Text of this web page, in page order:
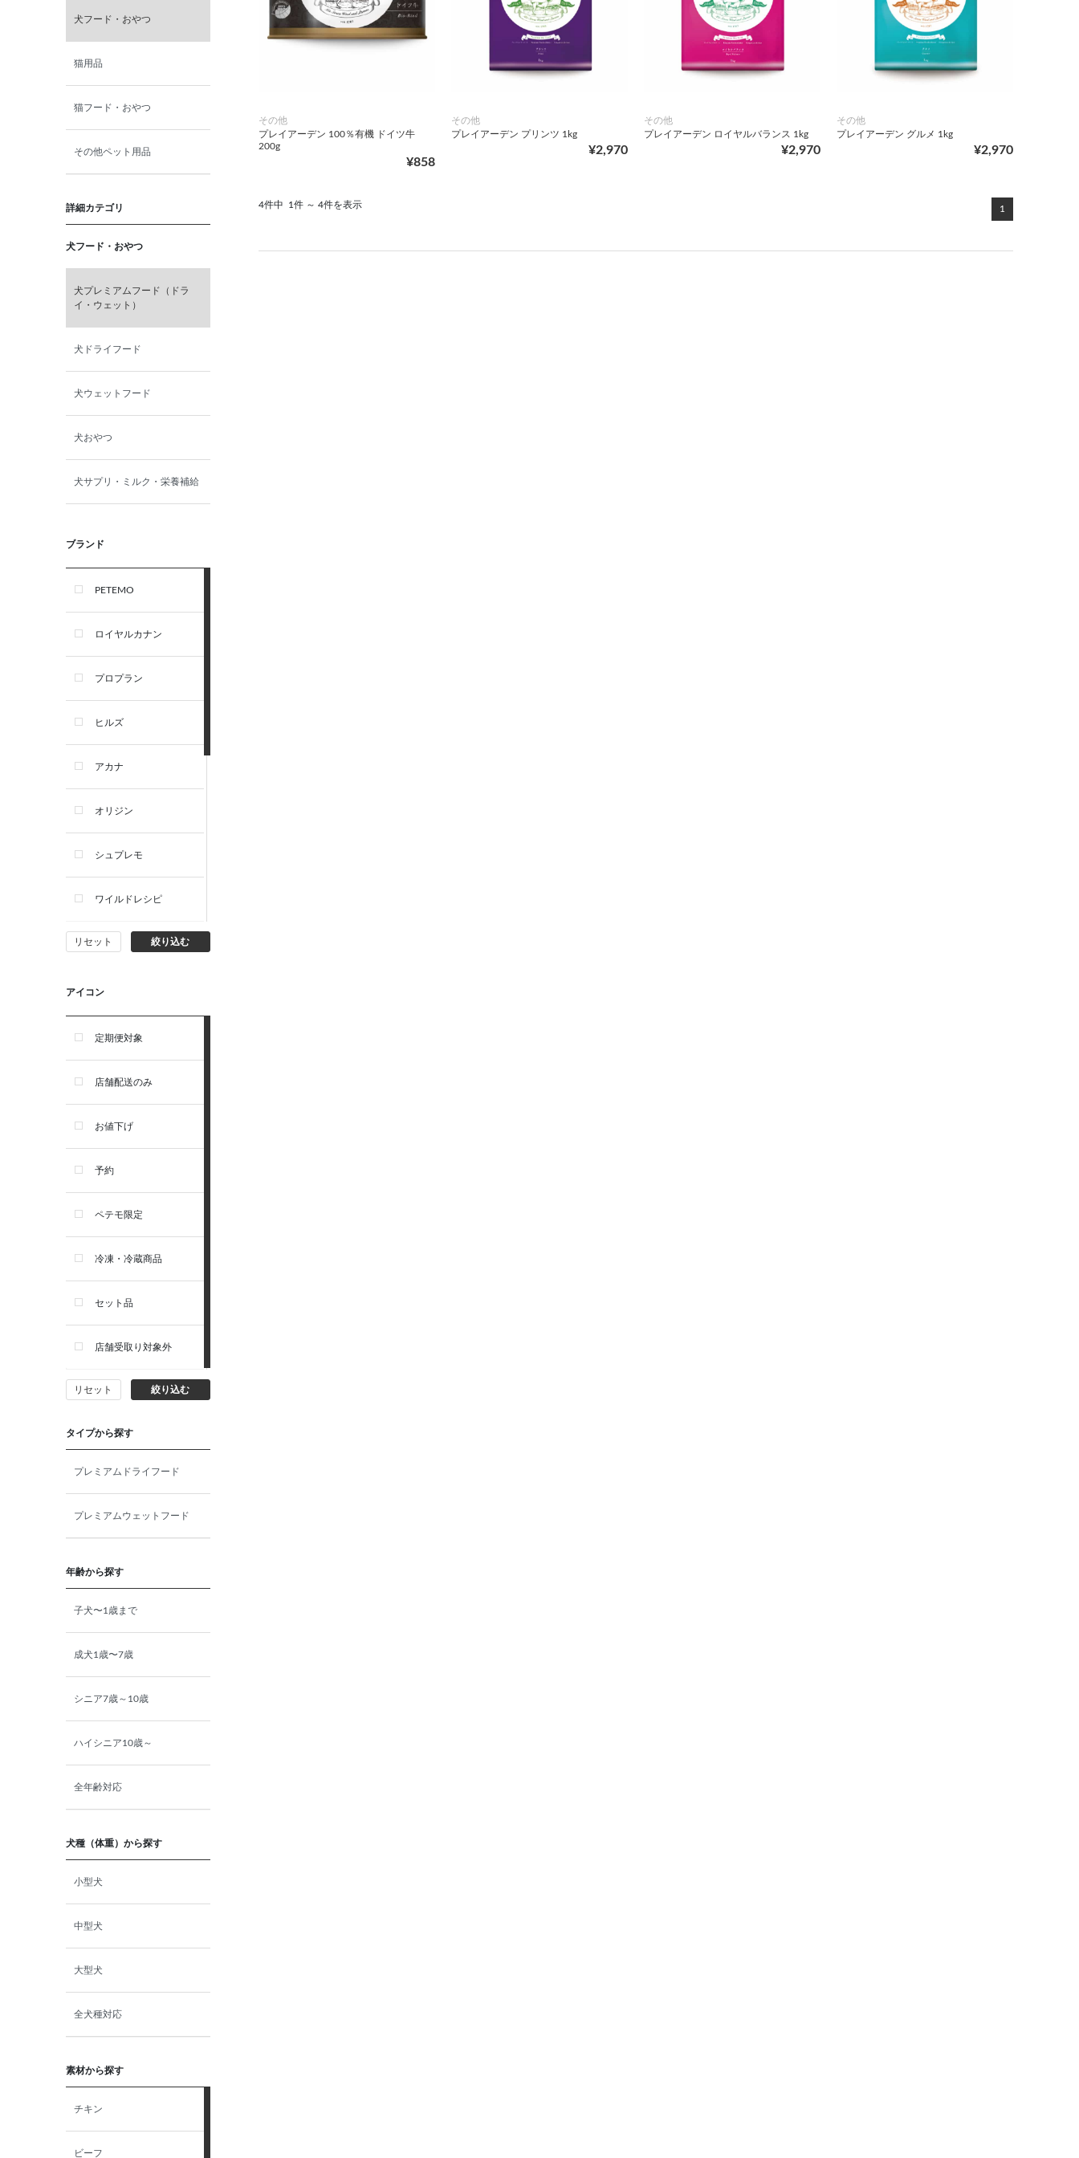
犬フード・おやつ
猫用品
猫フード・おやつ
その他ペット用品
詳細カテゴリ
犬フード・おやつ
犬プレミアムフード（ドラ
イ・ウェット）
犬ドライフード
犬ウェットフード
犬おやつ
犬サプリ・ミルク・栄養補給
ブランド
PETEMO
ロイヤルカナン
プロプラン
ヒルズ
アカナ
オリジン
シュプレモ
ワイルドレシピ
ナチュラルチョイス
ウェルネス
アーテミス
セレクトバランス
リガロ
ソルビダ
フィジカライフ
リセット 絞り込む
アイコン
定期便対象
店舗配送のみ
お値下げ
予約
ペテモ限定
冷凍・冷蔵商品
セット品
店舗受取り対象外
リセット 絞り込む
タイプから探す
プレミアムドライフード
プレミアムウェットフード
年齢から探す
子犬〜1歳まで
成犬1歳〜7歳
シニア7歳～10歳
ハイシニア10歳～
全年齢対応
犬種（体重）から探す
小型犬
中型犬
大型犬
全犬種対応
素材から探す
チキン
ビーフ
その他
プレイアーデン 100％有機 ドイツ牛
200g
¥858
その他
プレイアーデン プリンツ 1kg
¥2,970
その他
プレイアーデン ロイヤルバランス 1kg
¥2,970
その他
プレイアーデン グルメ 1kg
¥2,970
4件中 1件 ～ 4件を表示 1